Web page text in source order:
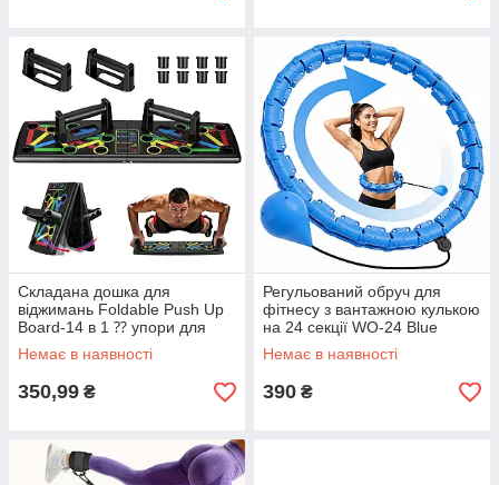
Складана дошка для
віджимань Foldable Push Up
Board-14 в 1 ⁇ упори для
віджимань (14409)
Немає в наявності
350,99 ₴
Регульований обруч для
фітнесу з вантажною кулькою
на 24 секції WO-24 Blue
Немає в наявності
390 ₴